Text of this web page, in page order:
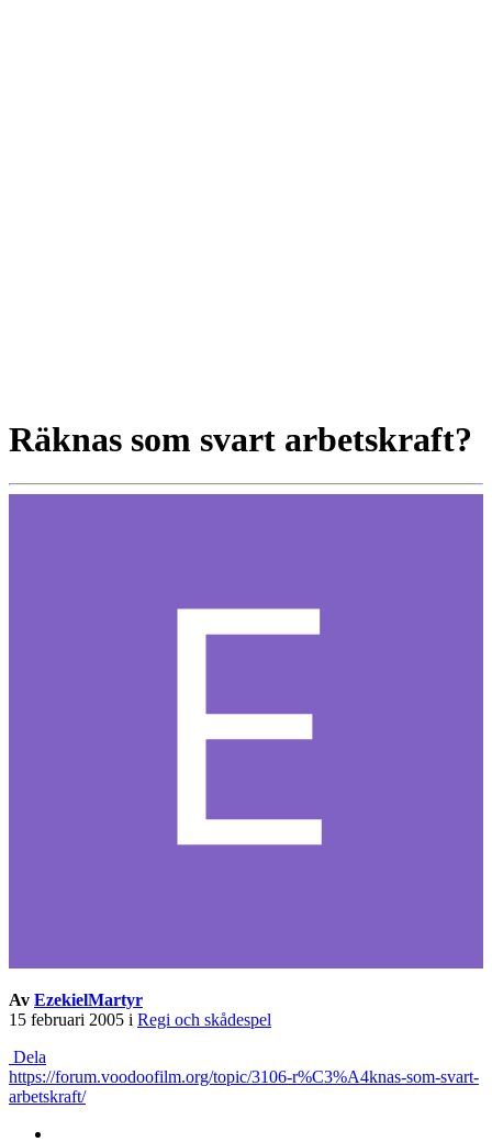
Räknas som svart arbetskraft?
Av EzekielMartyr
15 februari 2005 i Regi och skådespel
Dela
https://forum.voodoofilm.org/topic/3106-r%C3%A4knas-som-svart-
arbetskraft/